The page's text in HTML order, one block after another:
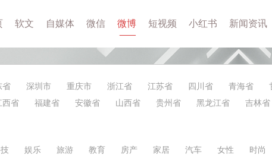
软文 自媒体 微信 微博 短视频 小红书 新闻资讯
省 深圳市 重庆市 浙江省 江苏省 四川省 青海省
西省 福建省 安徽省 山西省 贵州省 黑龙江省 吉林省
娱乐 旅游 教育 房产 家居 汽车 女性 时尚